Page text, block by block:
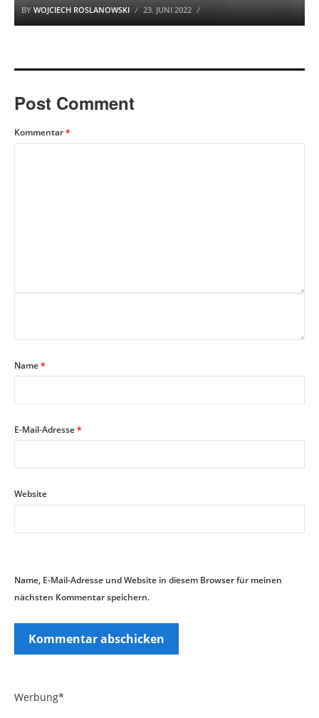
BY WOJCIECH ROSLANOWSKI 23. JUNI 2022
Post Comment
Kommentar*
Name*
E-Mail-Adresse*
Website
Name, E-Mail-Adresse und Website in diesem Browser für meinen
nächsten Kommentar speichern.
Werbung*